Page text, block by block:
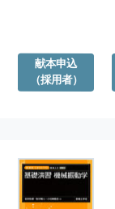
献本申込
（採用者）